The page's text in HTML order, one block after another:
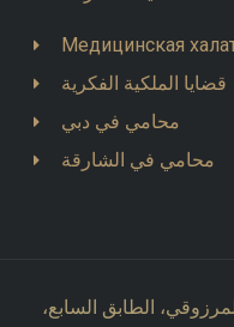
Медицинская
قضايا الملكية الفكرية
محامي في دبي
محامي في الشارقة
الطابق السابع،